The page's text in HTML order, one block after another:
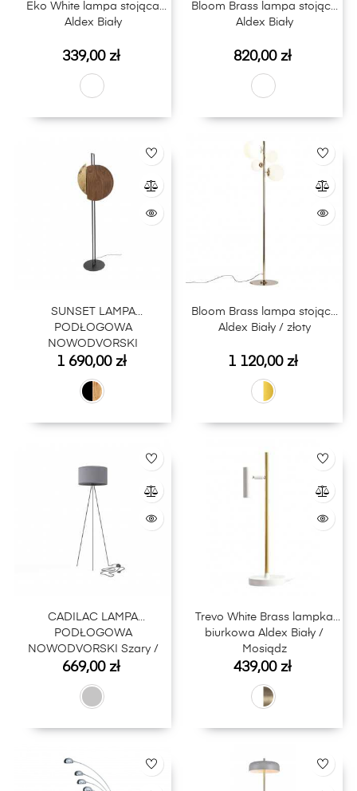
Eko White lampa stojąca
Aldex Biały
Cena
339,00 zł
Bloom Brass lampa stojąca
Aldex Biały
Cena
820,00 zł
SUNSET LAMPA
PODŁOGOWA
NOWODVORSKI
Cena
1 690,00 zł
Bloom Brass lampa stojąca
Aldex Biały / złoty
Cena
1 120,00 zł
CADILAC LAMPA
PODŁOGOWA
NOWODVORSKI Szary /
Czarny
Cena
669,00 zł
Trevo White Brass lampka
biurkowa Aldex Biały /
Mosiądz
Cena
439,00 zł